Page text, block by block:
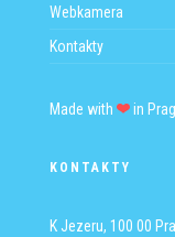
Webkamera
Kontakty
Made with in
KONTAKTY
K Jezeru, 100 00